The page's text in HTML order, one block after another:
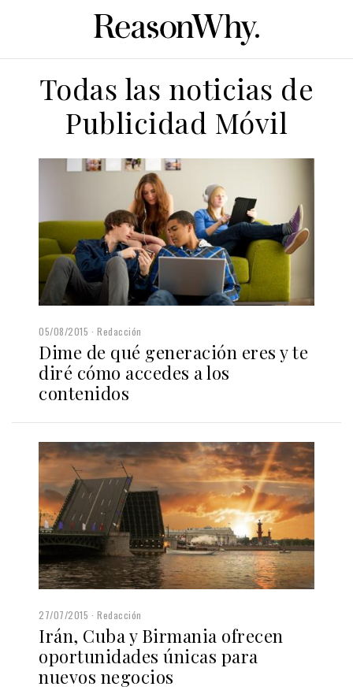
Todas las noticias de
Publicidad Móvil
05/08/2015 Redacción
Dime de qué generación eres y te
diré cómo accedes a los
contenidos
27/07/2015 Redacción
Irán, Cuba y Birmania ofrecen
oportunidades únicas para
nuevos negocios